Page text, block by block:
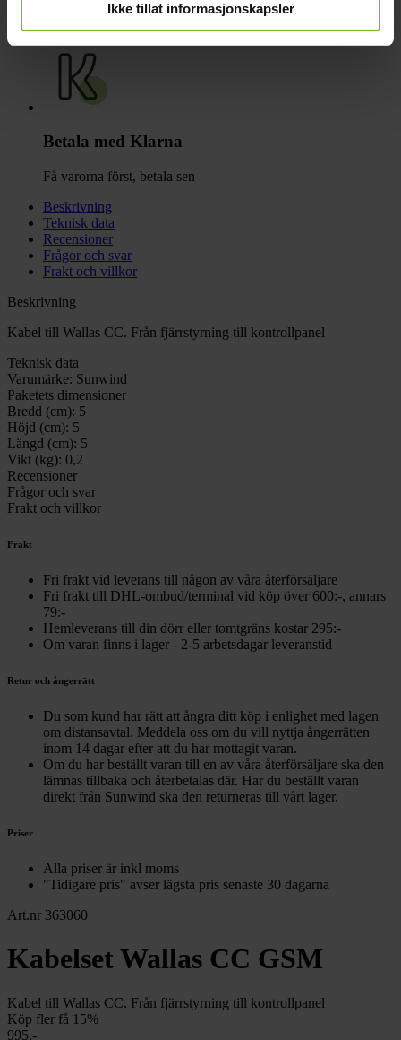
Ikke tillat informasjonskapsler
Fraktfritt till våra återförsäljare
Betala med Klarna
Få varorna först, betala sen
Beskrivning
Teknisk data
Recensioner
Frågor och svar
Frakt och villkor
Beskrivning
Kabel till Wallas CC. Från fjärrstyrning till kontrollpanel
Teknisk data
Varumärke: Sunwind
Paketets dimensioner
Bredd (cm): 5
Höjd (cm): 5
Längd (cm): 5
Vikt (kg): 0,2
Recensioner
Frågor och svar
Frakt och villkor
Frakt
Fri frakt vid leverans till någon av våra återförsäljare
Fri frakt till DHL-ombud/terminal vid köp över 600:-, annars
79:-
Hemleverans till din dörr eller tomtgräns kostar 295:-
Om varan finns i lager - 2-5 arbetsdagar leveranstid
Retur och ångerrätt
Du som kund har rätt att ångra ditt köp i enlighet med lagen
om distansavtal. Meddela oss om du vill nyttja ångerrätten
inom 14 dagar efter att du har mottagit varan.
Om du har beställt varan till en av våra återförsäljare ska den
lämnas tillbaka och återbetalas där. Har du beställt varan
direkt från Sunwind ska den returneras till vårt lager.
Priser
Alla priser är inkl moms
"Tidigare pris" avser lägsta pris senaste 30 dagarna
Art.nr 363060
Kabelset Wallas CC GSM
Kabel till Wallas CC. Från fjärrstyrning till kontrollpanel
Köp fler få 15%
995,-